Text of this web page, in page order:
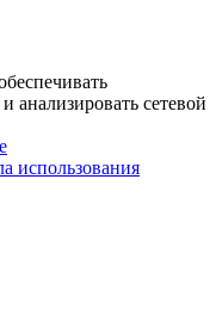
анализировать сетевой
использования